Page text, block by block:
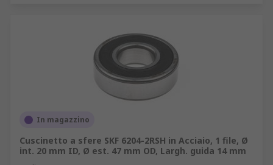
In magazzino
Cuscinetto a sfere SKF 6204-2RSH in Acciaio, 1 file, Ø
int. 20 mm ID, Ø est. 47 mm OD, Largh. guida 14 mm